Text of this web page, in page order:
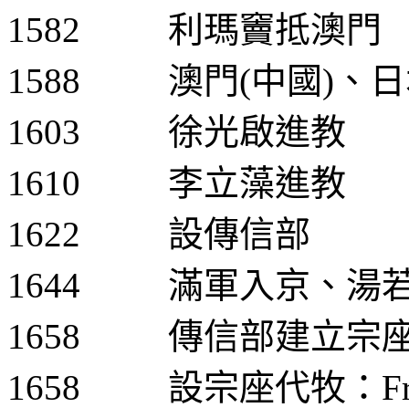
1582
利瑪竇抵澳門
1588
澳門(中國) 、
1603
徐光啟進教
1610
李立藻進教
1622
設傳信部
1644
滿軍入京、湯
1658
傳信部建立宗
1658
設宗座代牧：